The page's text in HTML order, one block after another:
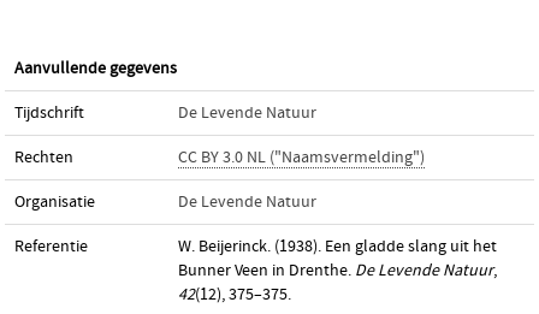
Aanvullende gegevens
Tijdschrift De Levende Natuur
Rechten CC BY 3.0 NL ("Naamsvermelding")
Organisatie De Levende Natuur
Referentie
W. Beijerinck. (1938). Een gladde slang uit het
Bunner Veen in Drenthe. De Levende Natuur,
42(12), 375–375.